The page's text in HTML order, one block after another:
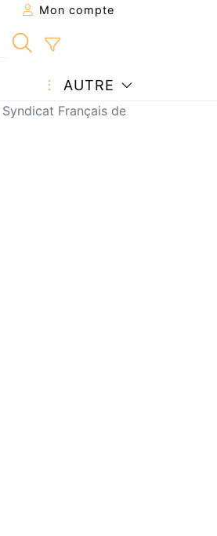
Mon compte
AUTRE
Français des